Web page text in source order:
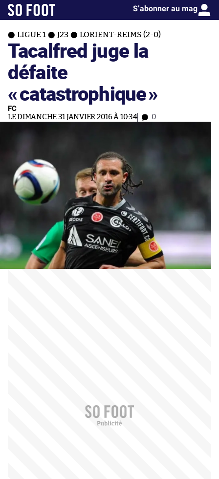
S’abonner au mag
LIGUE 1 J23 LORIENT-REIMS (2-0)
Tacalfred juge la
défaite
«catastrophique»
FC
LE DIMANCHE 31 JANVIER 2016 À 10:34 0